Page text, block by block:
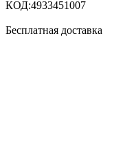
КОД:4933451007
Бесплатная доставка